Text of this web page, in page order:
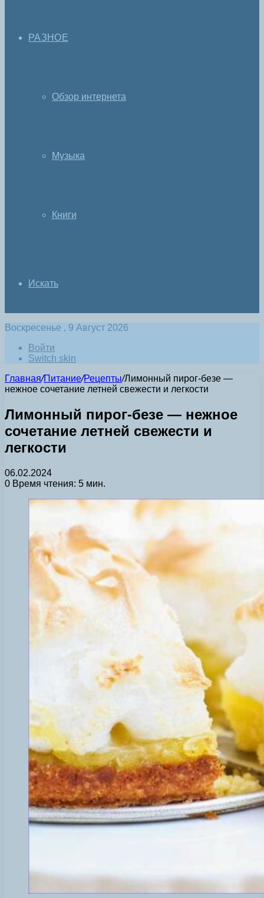
РАЗНОЕ
Обзор интернета
Музыка
Книги
Искать
Воскресенье , 9 Август 2026
Войти
Switch skin
Главная/Питание/Рецепты/Лимонный пирог-безе —
нежное сочетание летней свежести и легкости
Лимонный пирог-безе — нежное
сочетание летней свежести и
легкости
06.02.2024
0 Время чтения: 5 мин.